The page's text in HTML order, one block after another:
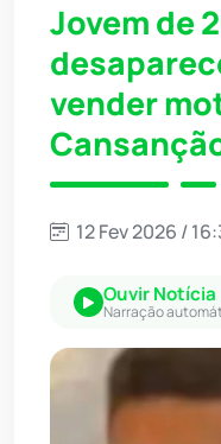
Jovem de
vender
12 Fev 2026 /
Ouvir Notícia
Narração